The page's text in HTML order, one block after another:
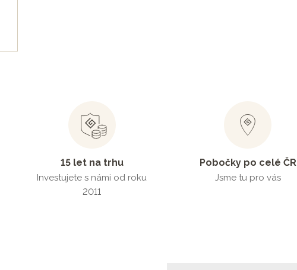
15 let na trhu
Investujete s námi od roku
2011
Pobočky po celé ČR
Jsme tu pro vás